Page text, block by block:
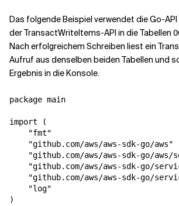
Das folgende Beispiel verwendet die Go-
der TransactWriteItems-API in die Tabellen
Nach erfolgreichem Schreiben liest ein
Aufruf aus denselben beiden Tabellen und
Ergebnis in die Konsole.
package main
import (
    "fmt"
    "github.com/aws/aws-sdk-go/aws"
"github.com/aws/aws-sdk-go/aws/
"github.com/aws/aws-sdk-go/
"github.com/aws/aws-sdk-go/
    "log"
)